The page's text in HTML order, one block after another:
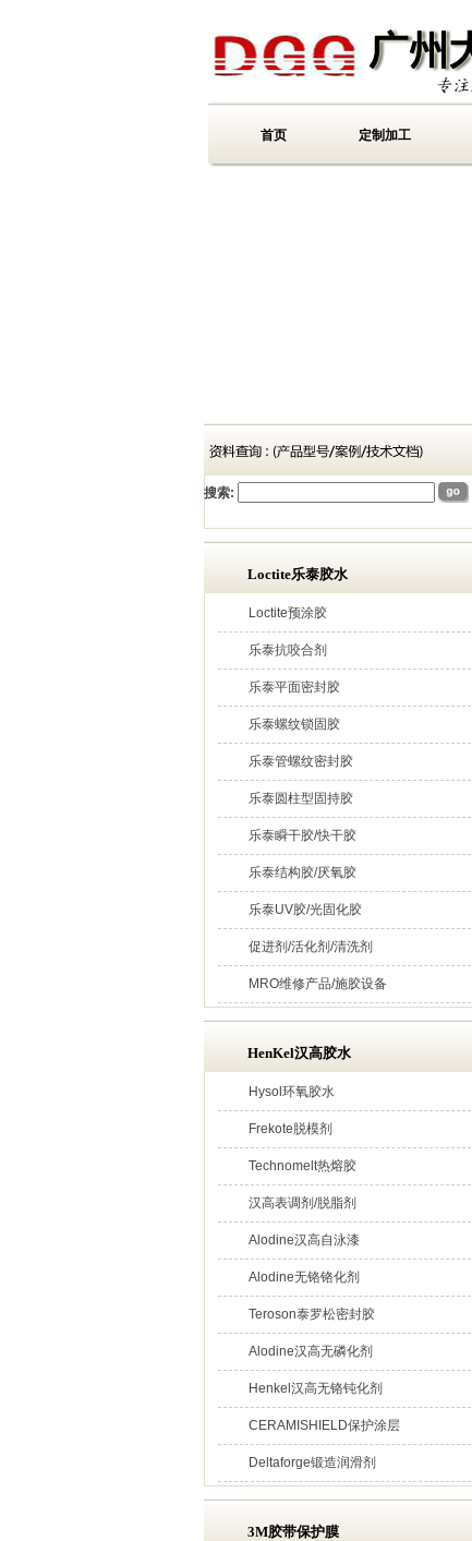
首页 定制加工
搜索:
Loctite乐泰胶水
Loctite预涂胶
乐泰抗咬合剂
乐泰平面密封胶
乐泰螺纹锁固胶
乐泰管螺纹密封胶
乐泰圆柱型固持胶
乐泰瞬干胶/快干胶
乐泰结构胶/厌氧胶
乐泰UV胶/光固化胶
促进剂/活化剂/清洗剂
MRO维修产品/施胶设备
HenKel汉高胶水
Hysol环氧胶水
Frekote脱模剂
Technomelt热熔胶
汉高表调剂/脱脂剂
Alodine汉高自泳漆
Alodine无铬铬化剂
Teroson泰罗松密封胶
Alodine汉高无磷化剂
Henkel汉高无铬钝化剂
CERAMISHIELD保护涂层
Deltaforge锻造润滑剂
3M胶带保护膜